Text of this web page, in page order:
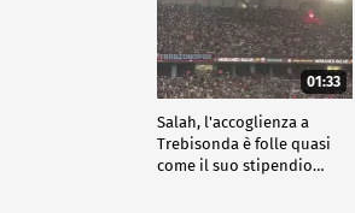
01:33
Salah, l'accoglienza a
Trebisonda è folle quasi
come il suo stipendio…